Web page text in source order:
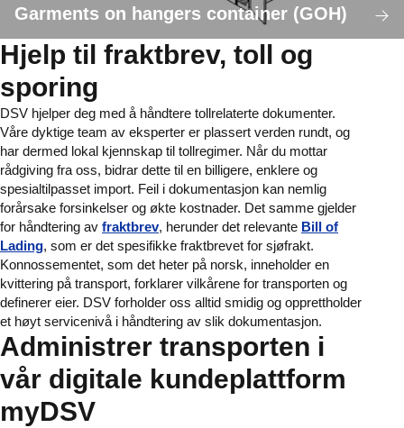
Garments on hangers container (GOH)
Hjelp til fraktbrev, toll og
sporing
DSV hjelper deg med å håndtere tollrelaterte dokumenter.
Våre dyktige team av eksperter er plassert verden rundt, og
har dermed lokal kjennskap til tollregimer. Når du mottar
rådgiving fra oss, bidrar dette til en billigere, enklere og
spesialtilpasset import. Feil i dokumentasjon kan nemlig
forårsake forsinkelser og økte kostnader. Det samme gjelder
for håndtering av fraktbrev, herunder det relevante Bill of
Lading, som er det spesifikke fraktbrevet for sjøfrakt.
Konnossementet, som det heter på norsk, inneholder en
kvittering på transport, forklarer vilkårene for transporten og
definerer eier. DSV forholder oss alltid smidig og opprettholder
et høyt servicenivå i håndtering av slik dokumentasjon.
Administrer transporten i
vår digitale kundeplattform
myDSV